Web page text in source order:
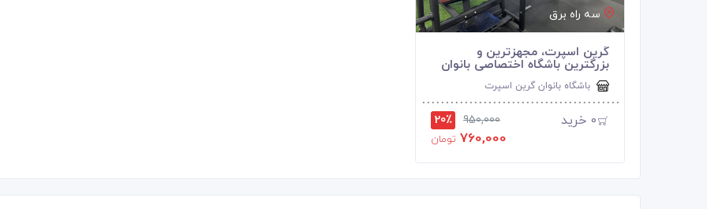
سه راه برق
گرین اسپرت، مجهزترین و
بزرگترین باشگاه اختصاصی بانوان
باشگاه بانوان گرین اسپرت
0 خرید 950,000 20٪
760,000 تومان